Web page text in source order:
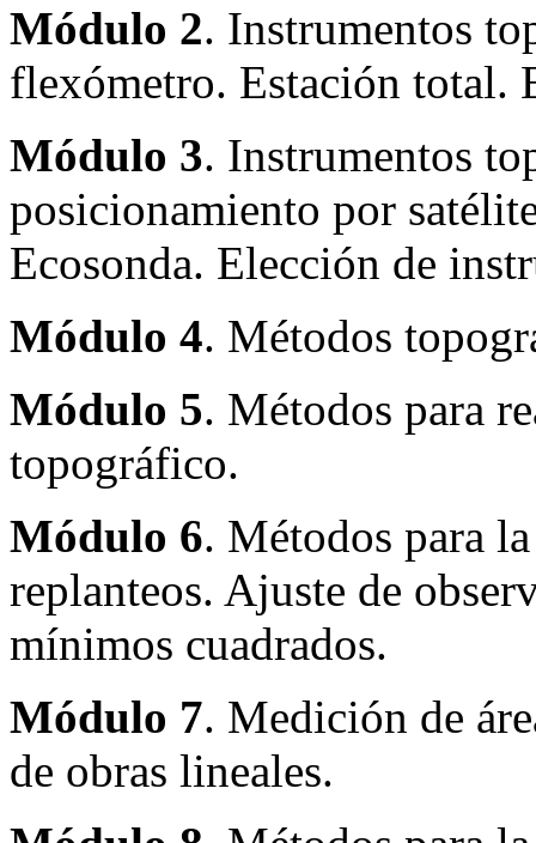
Módulo 2. Instrumentos
flexómetro. Estación total.
Módulo 3. Instrumentos
posicionamiento por
Ecosonda. Elección de
Módulo 4. Métodos
Módulo 5. Métodos para
topográfico.
Módulo 6. Métodos para
replanteos. Ajuste de
mínimos cuadrados.
Módulo 7. Medición de
de obras lineales.